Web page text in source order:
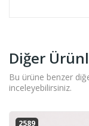
Diğer
Bu ürüne benzer
inceleyebilirsiniz.
2589